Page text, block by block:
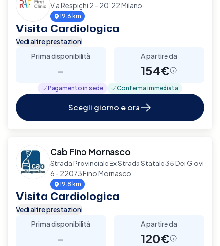
Via Respighi 2 - 20122 Milano
19.6 km
Visita Cardiologica
Vedi altre prestazioni
Prima disponibilità
-
A partire da
154€
Pagamento in sede Conferma immediata
Scegli giorno e ora
Cab Fino Mornasco
Strada Provinciale Ex Strada Statale 35 Dei Giovi
6 - 22073 Fino Mornasco
19.8 km
Visita Cardiologica
Vedi altre prestazioni
Prima disponibilità
-
A partire da
120€